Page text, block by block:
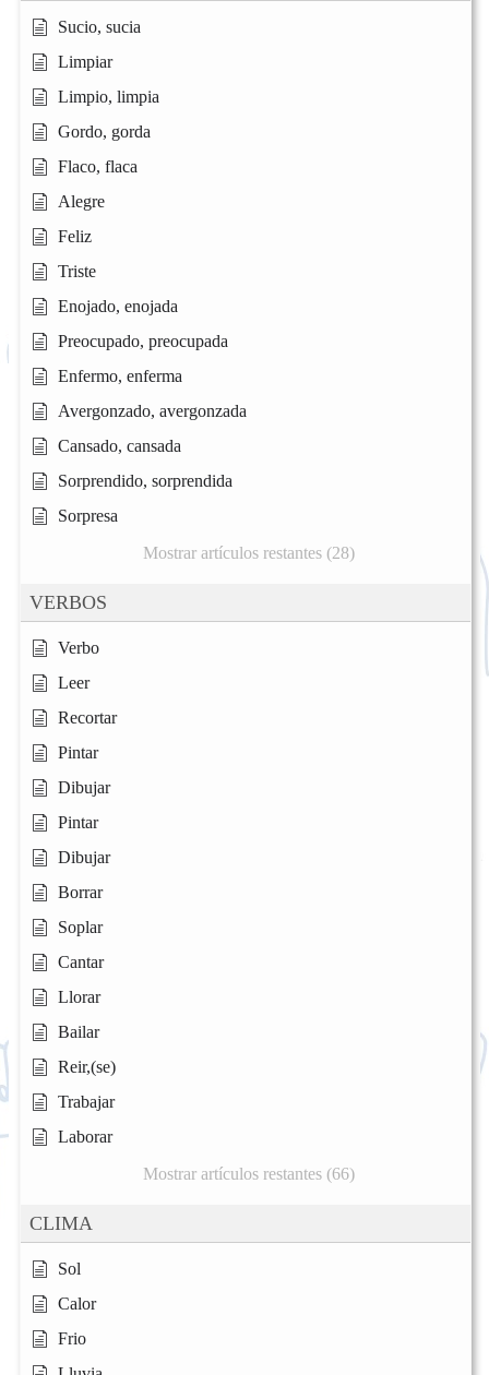
Sucio, sucia
Limpiar
Limpio, limpia
Gordo, gorda
Flaco, flaca
Alegre
Feliz
Triste
Enojado, enojada
Preocupado, preocupada
Enfermo, enferma
Avergonzado, avergonzada
Cansado, cansada
Sorprendido, sorprendida
Sorpresa
Mostrar artículos restantes (28)
VERBOS
Verbo
Leer
Recortar
Pintar
Dibujar
Pintar
Dibujar
Borrar
Soplar
Cantar
Llorar
Bailar
Reir,(se)
Trabajar
Laborar
Mostrar artículos restantes (66)
CLIMA
Sol
Calor
Frio